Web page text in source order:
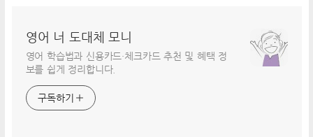
영어 너 도대체 모니
영어 학습법과 신용카드·체크카드 추천 및 혜택 정
보를 쉽게 정리합니다.
구독하기